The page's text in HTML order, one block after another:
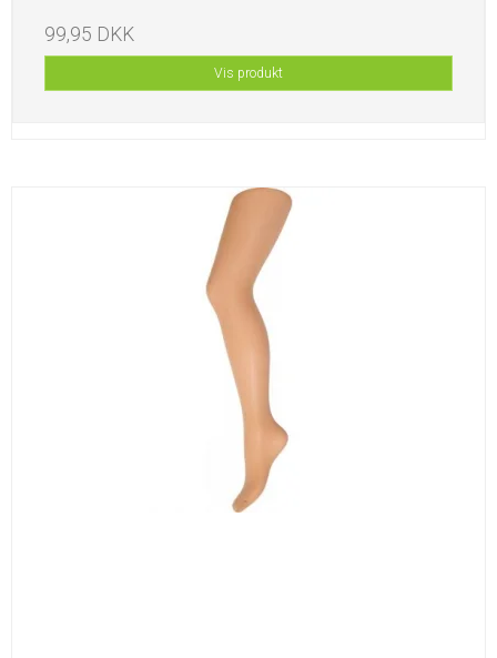
99,95 DKK
Vis produkt